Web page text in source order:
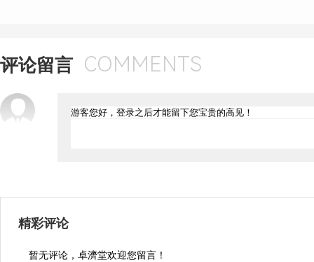
评论留言 COMMENTS
精彩评论
暂无评论，卓濟堂欢迎您留言！